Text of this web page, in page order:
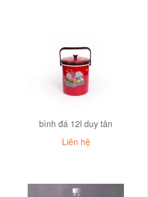
bình đá 12l duy tân
Liên hệ